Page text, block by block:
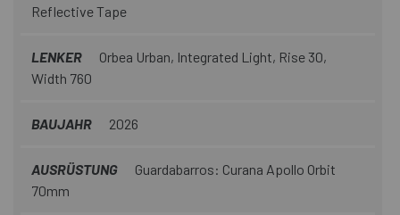
Reflective Tape
LENKER
Orbea Urban, Integrated Light, Rise 30,
Width 760
BAUJAHR 2026
AUSRÜSTUNG
Guardabarros: Curana Apollo Orbit
70mm